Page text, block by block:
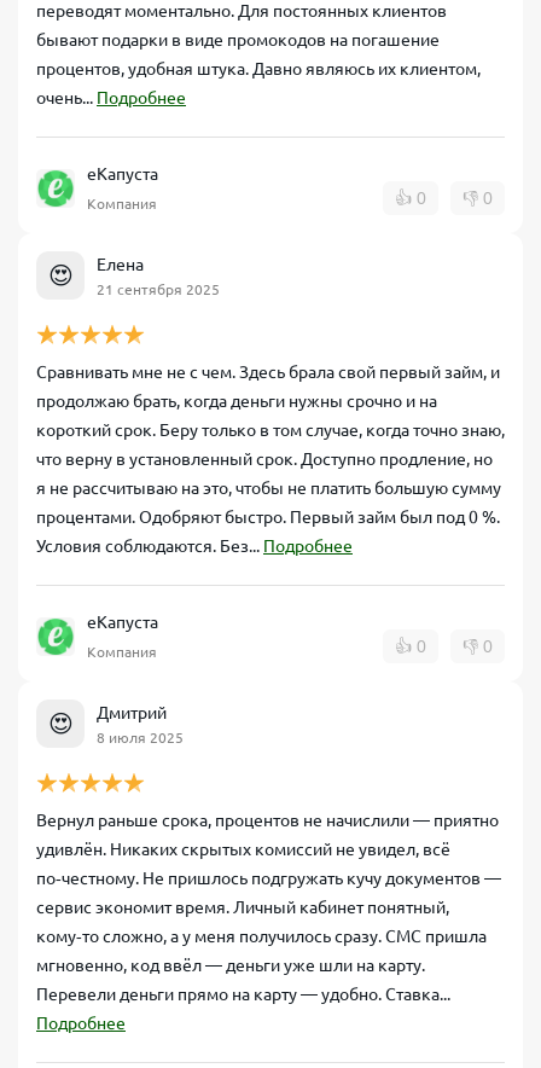
переводят моментально. Для постоянных клиентов
бывают подарки в виде промокодов на погашение
процентов, удобная штука. Давно являюсь их клиентом,
очень... Подробнее
еКапуста
Компания 👍 0 👎 0
😍 Елена
21 сентября 2025
Сравнивать мне не с чем. Здесь брала свой первый займ, и
продолжаю брать, когда деньги нужны срочно и на
короткий срок. Беру только в том случае, когда точно знаю,
что верну в установленный срок. Доступно продление, но
я не рассчитываю на это, чтобы не платить большую сумму
процентами. Одобряют быстро. Первый займ был под 0 %.
Условия соблюдаются. Без... Подробнее
еКапуста
Компания 👍 0 👎 0
😍 Дмитрий
8 июля 2025
Вернул раньше срока, процентов не начислили — приятно
удивлён. Никаких скрытых комиссий не увидел, всё
по‑честному. Не пришлось подгружать кучу документов —
сервис экономит время. Личный кабинет понятный,
кому‑то сложно, а у меня получилось сразу. СМС пришла
мгновенно, код ввёл — деньги уже шли на карту.
Перевели деньги прямо на карту — удобно. Ставка...
Подробнее